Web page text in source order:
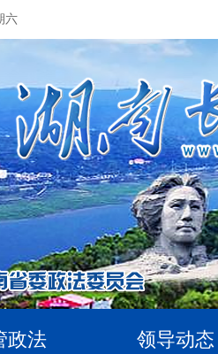
六
政法
领导动态